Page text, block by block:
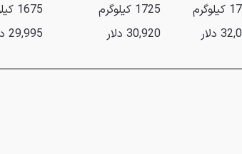
1725 کیلوگرم
1675 کیلوگرم
دلار 30,920 دلار 29,995 دلار